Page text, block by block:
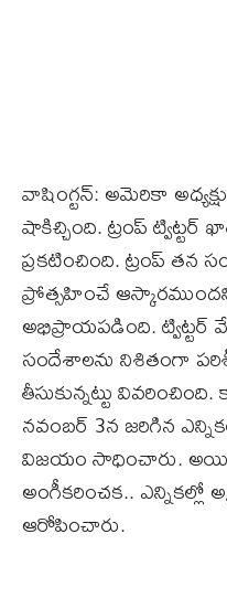
వాషింగ్టన్: అమెరికా
షాకిచ్చింది. ట్రంప్ ట్విట్టర్
ప్రకటించింది. ట్రంప్ తన
ప్రోత్సహించే
అభిప్రాయపడింది.
సందేశాలను నిశితంగా
తీసుకున్నట్టు
నవంబర్ 3న జరిగిన
విజయం సాధించారు.
అంగీకరించక..
ఆరోపించారు.